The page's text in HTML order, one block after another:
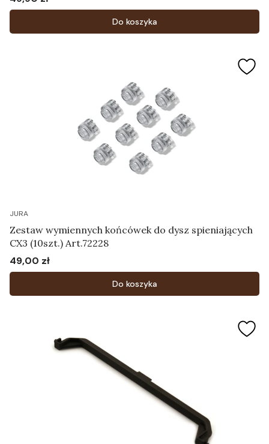
Cena
Do koszyka
JURA
Zestaw wymiennych końcówek do dysz spieniających
CX3 (10szt.) Art.72228
Cena
49,00 zł
Do koszyka